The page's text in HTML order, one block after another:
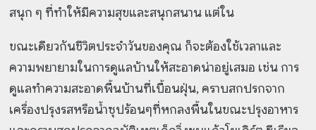
สนุก ๆ ที่ทำให้มีความสุขและสนุกสนาน แต่ใน
ขณะเดียวกันชีวิตประจำวันของคุณ ก็จะต้องใช้เวลาและ
ความพยายามในการดูแลบ้านให้สะอาดน่าอยู่เสมอ เช่น การ
ดูแลทำความสะอาดพื้นบ้านที่เบื้อนฝุ่น, คราบสกปรกจาก
เครื่องปรุงรสหรือน้ำซุปร้อนๆที่หกลงพื้นในขณะปรุงอาหาร